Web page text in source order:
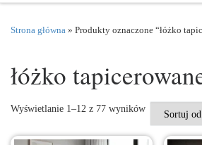
Strona główna » Produkty oznaczone “łóżko
łóżko
Wyświetlanie 1–12 z 77 wynikówPosortowane